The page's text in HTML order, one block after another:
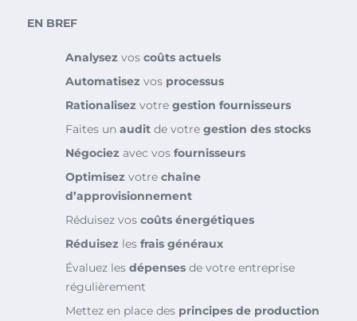
EN BREF
Analysez vos coûts actuels
Automatisez vos processus
Rationalisez votre gestion fournisseurs
Faites un audit de votre gestion des stocks
Négociez avec vos fournisseurs
Optimisez votre chaîne
d’approvisionnement
Réduisez vos coûts énergétiques
Réduisez les frais généraux
Évaluez les dépenses de votre entreprise
régulièrement
Mettez en place des principes de production